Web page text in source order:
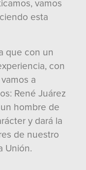
vamos
esta
que con un
con
a
René Juárez
hombre de
y dará la
de nuestro
Unión.